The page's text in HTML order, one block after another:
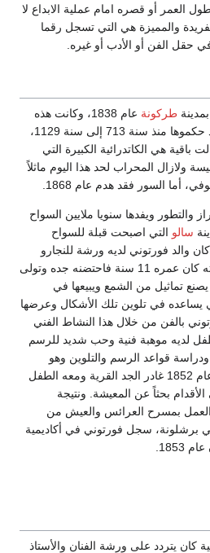
العمر أو قصره امام عملية الابداع لا
والمميزة هي التي تسجل رقما
حقل الفن أو الأدب أو غيره.
بمدينة طركونة
عام 1838، وكانت هذه
المدينة احد المدن العربية فقد حكموها منذ سنة 713 إلى سنة 1129،
باقية هي الكاتدرائية الكبيرة التي
ولازال المحراب لحد هذا اليوم ماثلاً
أما السور فقد هدم عام 1868.
والتطور ويفدها سنويا ملايين السواح
سالو التي اصبحت قبلة للسواح
والد فورتوني لديه ورشة للنجارو
يعمل فيها. وعندما توفت والدته كان عمره 11 سنة فاحتضنه جده وتولى
يصنع تماثيل من الشمع ويبيعها في
يساعده في تلوين تلك الأشكال وعرضها
بالفن من خلال هذا النشاط الفني
لديه موهبة فنية وحب شديد للرسم
ودراسة قواعد الرسم والتلوين وهو
. في عام 1852 غادر الجد القرية ومعه الطفل
بحثاً عن المعيشة. ونتيجة
بمسرح العرائس والعيش من
في برشلونة، سجل فورتوني في أكاديمية
كان يتردد على ورشة الفنان والأستاذ